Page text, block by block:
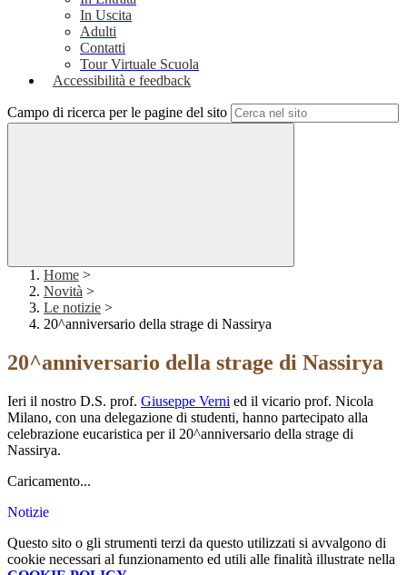
In Uscita
Adulti
Contatti
Tour Virtuale Scuola
Accessibilità e feedback
Campo di ricerca per le pagine del sito
Home >
Novità >
Le notizie >
20^anniversario della strage di Nassirya
20^anniversario della strage di Nassirya
Ieri il nostro D.S. prof. Giuseppe Verni ed il vicario prof. Nicola
Milano, con una delegazione di studenti, hanno partecipato alla
celebrazione eucaristica per il 20^anniversario della strage di
Nassirya.
Caricamento...
Notizie
Questo sito o gli strumenti terzi da questo utilizzati si avvalgono di
cookie necessari al funzionamento ed utili alle finalità illustrate nella